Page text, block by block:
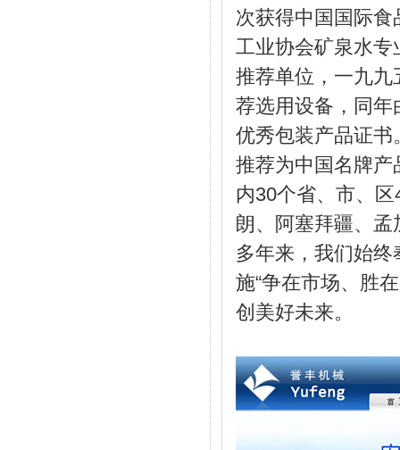
次获得中国国际
工业协会矿泉水
推荐单位，一九
荐选用设备，同
优秀包装产品证
推荐为中国名牌
内30个省、市、
朗、阿塞拜疆、
多年来，我们始终
施“争在市场、胜
创美好未来。